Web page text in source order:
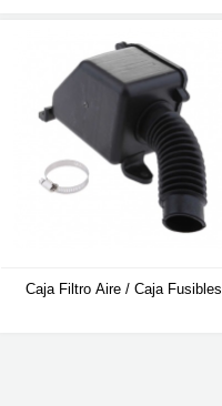
Caja Filtro Aire / Caja Fusibles